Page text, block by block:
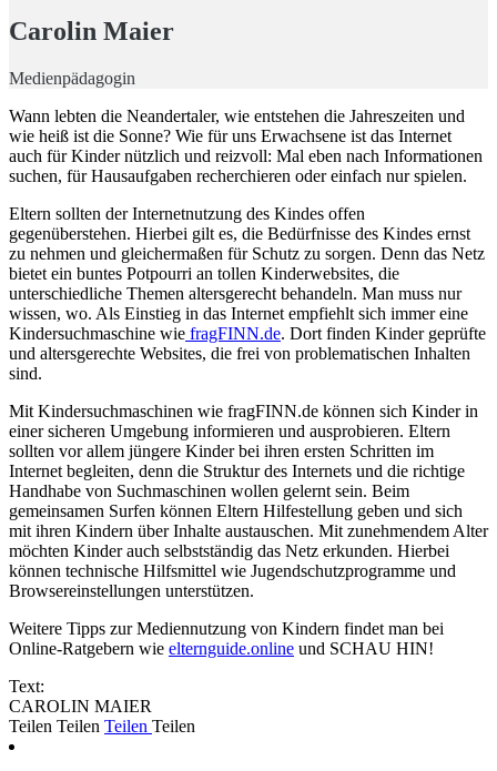
Carolin Maier
Medienpädagogin
Wann lebten die Neandertaler, wie entstehen die Jahreszeiten und
wie heiß ist die Sonne? Wie für uns Erwachsene ist das Internet
auch für Kinder nützlich und reizvoll: Mal eben nach Informationen
suchen, für Hausaufgaben recherchieren oder einfach nur spielen.
Eltern sollten der Internetnutzung des Kindes offen
gegenüberstehen. Hierbei gilt es, die Bedürfnisse des Kindes ernst
zu nehmen und gleichermaßen für Schutz zu sorgen. Denn das Netz
bietet ein buntes Potpourri an tollen Kinderwebsites, die
unterschiedliche Themen altersgerecht behandeln. Man muss nur
wissen, wo. Als Einstieg in das Internet empfiehlt sich immer eine
Kindersuchmaschine wie fragFINN.de. Dort finden Kinder geprüfte
und altersgerechte Websites, die frei von problematischen Inhalten
sind.
Mit Kindersuchmaschinen wie fragFINN.de können sich Kinder in
einer sicheren Umgebung informieren und ausprobieren. Eltern
sollten vor allem jüngere Kinder bei ihren ersten Schritten im
Internet begleiten, denn die Struktur des Internets und die richtige
Handhabe von Suchmaschinen wollen gelernt sein. Beim
gemeinsamen Surfen können Eltern Hilfestellung geben und sich
mit ihren Kindern über Inhalte austauschen. Mit zunehmendem Alter
möchten Kinder auch selbstständig das Netz erkunden. Hierbei
können technische Hilfsmittel wie Jugendschutzprogramme und
Browsereinstellungen unterstützen.
Weitere Tipps zur Mediennutzung von Kindern findet man bei
Online-Ratgebern wie elternguide.online und SCHAU HIN!
Text:
CAROLIN MAIER
Teilen Teilen Teilen Teilen